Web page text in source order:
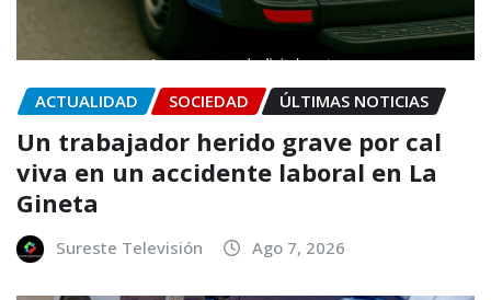
ACTUALIDAD SOCIEDAD ÚLTIMAS NOTICIAS
Un trabajador herido grave por cal
viva en un accidente laboral en La
Gineta
Sureste Televisión Ago 7, 2026